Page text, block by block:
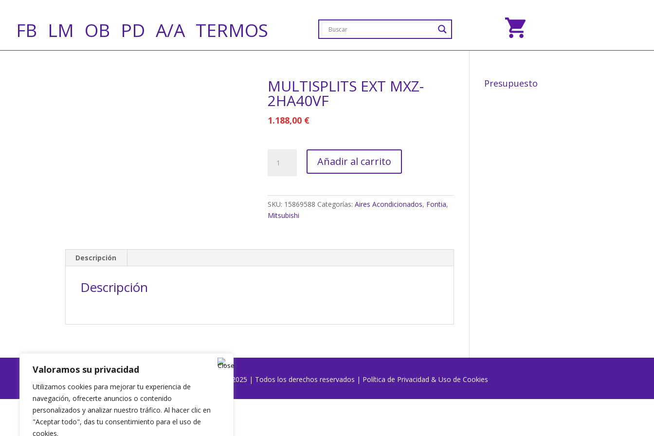
Valoramos su privacidad
Utilizamos cookies para mejorar tu experiencia de
navegación, ofrecerte anuncios o contenido
personalizados y analizar nuestro tráfico. Al hacer clic en
"Aceptar todo", das tu consentimiento para el uso de
cookies.
FB LM OB PD A/A TERMOS
MULTISPLITS EXT MXZ-
2HA40VF
1.188,00 €
EXT
Añadir al carrito
SKU: 15869588 Categorías: Aires Acondicionados, Fontia,
Mitsubishi
Descripción
Descripción
Presupuesto
EyL Interiorismo | @2025 | Todos los derechos reservados | Política de Privacidad & Uso de Cookies